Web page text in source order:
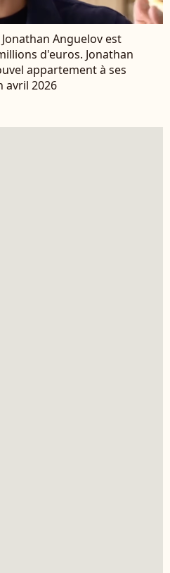
Anguelov est
d'euros. Jonathan
appartement à ses
avril 2026